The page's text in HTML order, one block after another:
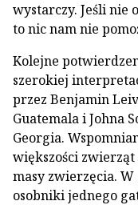
wystarczy. Jeśli nie
to nic nam nie
Kolejne
szerokiej
przez Benjamin
Guatemala i Johna
Georgia.
większości
masy zwierzęcia. W
osobniki jednego